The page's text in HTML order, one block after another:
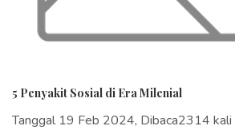
5 Penyakit Sosial di Era Milenial
Tanggal 19 Feb 2024, Dibaca2314 kali